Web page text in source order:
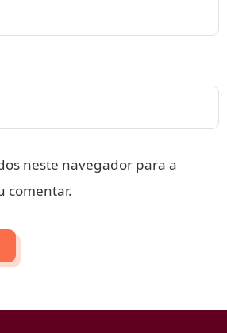
neste navegador para a
comentar.